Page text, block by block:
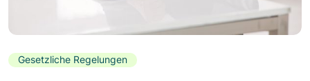
Gesetzliche Regelungen